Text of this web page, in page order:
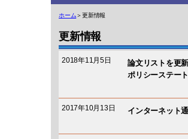
ホーム＞更新情報
更新情報
2018年11月5日
論文リストを更
ポリシーステー
2017年10月13日 インターネット